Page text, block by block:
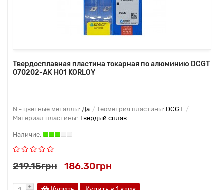
Твердосплавная пластина токарная по алюминию DCGT
070202-AK H01 KORLOY
N - цветные металлы: Да Геометрия пластины: DCGT
Материал пластины: Твердый сплав
219.15грн 186.30грн